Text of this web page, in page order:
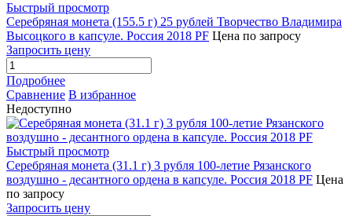
Быстрый просмотр
Серебряная монета (155.5 г) 25 рублей Творчество Владимира
Высоцкого в капсуле. Россия 2018 PF Цена по запросу
Запросить цену
Подробнее
Сравнение В избранное
Недоступно
Быстрый просмотр
Серебряная монета (31.1 г) 3 рубля 100-летие Рязанского
воздушно - десантного ордена в капсуле. Россия 2018 PF Цена
по запросу
Запросить цену